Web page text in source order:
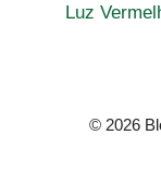
Luz
© 2026